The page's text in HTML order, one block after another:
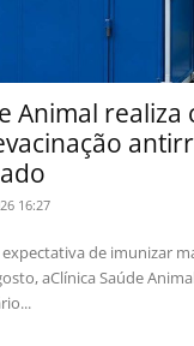
Animal realiza
16:27
aClínica Saúde